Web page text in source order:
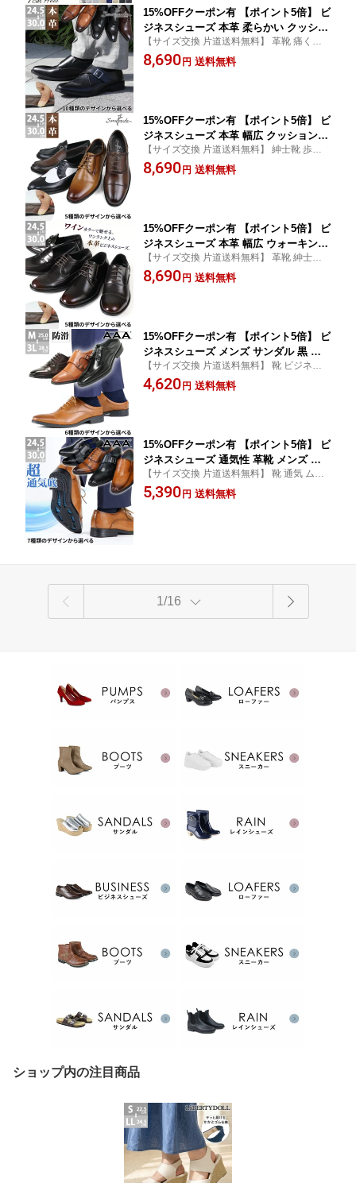
15%OFFクーポン有 【ポイント5倍】 ビ
ジネスシューズ 本革 柔らかい クッショ
ンインソール レザー 革靴 メンズ 内羽
根 外羽根 サラバンド 紐靴 黒 キャメル
【サイズ交換 片道送料無料】 革靴 痛くな
い 衝撃吸収 レースアップ ストレートチッ
プ スリッポン スワールモカ モンクストラ
8,690 円 送料無料
15%OFFクーポン有 【ポイント5倍】 ビ
ジネスシューズ 本革 幅広 クッションイ
ンソール 柔らかい 衝撃吸収 疲れない
滑りにくい レザー 革靴 メンズ サラバ
【サイズ交換 片道送料無料】 紳士靴 歩き
やすい 内羽根 外羽根 レースアップ ストレ
ートチップ プレーントゥ ラウンドトゥ キ
8,690 円 送料無料
15%OFFクーポン有 【ポイント5倍】 ビ
ジネスシューズ 本革 幅広 ウォーキング
クッションインソール 柔らかい 衝撃吸
収 疲れない レザー 革靴 メンズ 3E サラ
【サイズ交換 片道送料無料】 革靴 紳士靴
歩きやすい 内羽根 外羽根 レースアップ ス
トレートチップ プレーントゥ キングサイズ
8,690 円 送料無料
15%OFFクーポン有 【ポイント5倍】 ビ
ジネスシューズ メンズ サンダル 黒 蒸
れにくい ビジネスサンダル 防滑 スリッ
パ 革靴 スリッポン 通気性 かかとなし
【サイズ交換 片道送料無料】 靴 ビジネス
つっかけ 脱ぎ履き 楽 蒸れない 防滑 ロング
ノーズ 夏 オールシーズン 50代 60代 (LD)
4,620 円 送料無料
15%OFFクーポン有 【ポイント5倍】 ビ
ジネスシューズ 通気性 革靴 メンズ 大
きいサイズ 蒸れない 軽い 防滑 内羽根
外羽根 3E レザー 合皮 レザー ブラック
【サイズ交換 片道送料無料】 靴 通気 ムレ
ない 軽量 防滑 紳士 皮靴 ストレートチップ
モンクストラップ スワールモカ スリッポン
5,390 円 送料無料
1/16
ショップ内の注目商品